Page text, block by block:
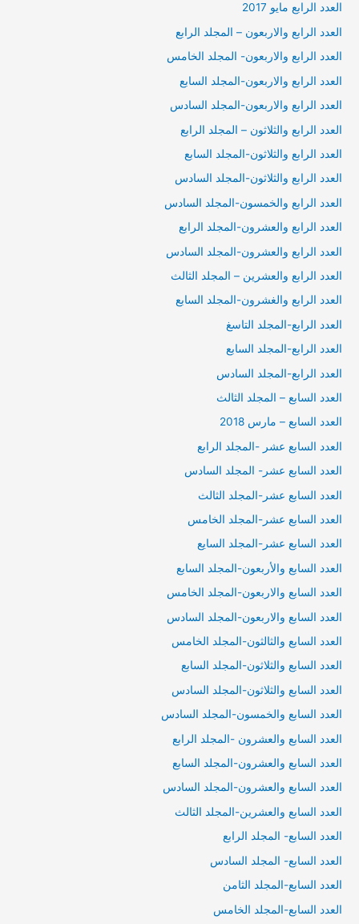
العدد الرابع مايو 2017
العدد الرابع والاربعون – المجلد الرابع
العدد الرابع والاربعون- المجلد الخامس
العدد الرابع والاربعون-المجلد السابع
العدد الرابع والاربعون-المجلد السادس
العدد الرابع والثلاثون – المجلد الرابع
العدد الرابع والثلاثون-المجلد السابع
العدد الرابع والثلاثون-المجلد السادس
العدد الرابع والخمسون-المجلد السادس
العدد الرابع والعشرون-المجلد الرابع
العدد الرابع والعشرون-المجلد السادس
العدد الرابع والعشرين – المجلد الثالث
العدد الرابع والغشرون-المجلد السابع
العدد الرابع-المجلد التاسغ
العدد الرابع-المجلد السابع
العدد الرابع-المجلد السادس
العدد السابع – المجلد الثالث
العدد السابع – مارس 2018
العدد السابع عشر -المجلد الرابع
العدد السابع عشر- المجلد السادس
العدد السابع عشر-المجلد الثالث
العدد السابع عشر-المجلد الخامس
العدد السابع عشر-المجلد السايع
العدد السابع والأربعون-المجلد السابع
العدد السابع والاربعون-المجلد الخامس
العدد السابع والاربعون-المجلد السادس
العدد السابع والثالثون-المجلد الخامس
العدد السابع والثلاثون-المجلد السابع
العدد السابع والثلاثون-المجلد السادس
العدد السابع والخمسون-المجلد السادس
العدد السابع والعشرون -المجلد الرابع
العدد السابع والعشرون-المجلد السابع
العدد السابع والعشرون-المجلد السادس
العدد السابع والعشرين-المجلد الثالث
العدد السابع- المجلد الرابع
العدد السابع- المجلد السادس
العدد السابع-المجلد الثامن
العدد السابع-المجلد الخامس